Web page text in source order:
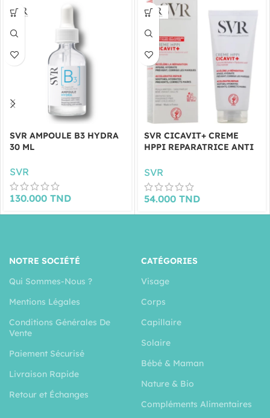
SVR AMPOULE B3 HYDRA
30 ML
SVR
130.000 TND
SVR CICAVIT+ CREME
HPPI REPARATRICE ANTI
SVR
54.000 TND
NOTRE SOCIÉTÉ
Qui Sommes-Nous ?
Mentions Légales
Conditions Générales De
Vente
Paiement Sécurisé
Livraison Rapide
Retour et Échanges
CATÉGORIES
Visage
Corps
Capillaire
Solaire
Bébé & Maman
Nature & Bio
Compléments Alimentaires